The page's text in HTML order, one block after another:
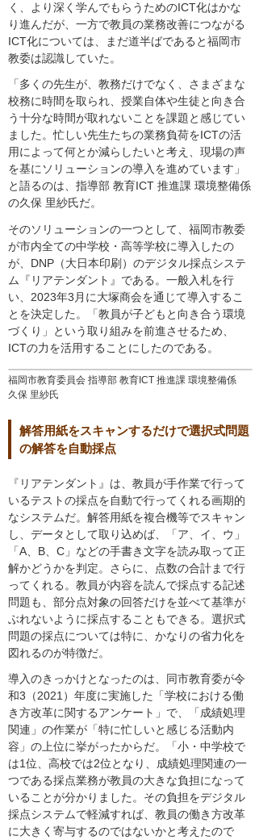
福岡市教育委員会 指導部 教育ICT 推進課 環境整備係
久保 里紗氏
く、より深く学んでもらうためのICT化はかな
り進んだが、一方で教員の業務改善につながる
ICT化については、まだ道半ばであると福岡市
教委は認識していた。
「多くの先生が、教務だけでなく、さまざまな
校務に時間を取られ、授業自体や生徒と向き合
う十分な時間が取れないことを課題と感じてい
ました。忙しい先生たちの業務負荷をICTの活
用によって何とか減らしたいと考え、現場の声
を基にソリューションの導入を進めています」
と語るのは、指導部 教育ICT 推進課 環境整備係
の久保 里紗氏だ。
そのソリューションの一つとして、福岡市教委
が市内全ての中学校・高等学校に導入したの
が、DNP（大日本印刷）のデジタル採点システ
ム『リアテンダント』である。一般入札を行
い、2023年3月に大塚商会を通じて導入するこ
とを決定した。「教員が子どもと向き合う環境
づくり」という取り組みを前進させるため、
ICTの力を活用することにしたのである。
解答用紙をスキャンするだけで選択式問題
の解答を自動採点
『リアテンダント』は、教員が手作業で行って
いるテストの採点を自動で行ってくれる画期的
なシステムだ。解答用紙を複合機等でスキャン
し、データとして取り込めば、「ア、イ、ウ」
「A、B、C」などの手書き文字を読み取って正
解かどうかを判定。さらに、点数の合計まで行
ってくれる。教員が内容を読んで採点する記述
問題も、部分点対象の回答だけを並べて基準が
ぶれないように採点することもできる。選択式
問題の採点については特に、かなりの省力化を
図れるのが特徴だ。
導入のきっかけとなったのは、同市教育委が令
和3（2021）年度に実施した「学校における働
き方改革に関するアンケート」で、「成績処理
関連」の作業が「特に忙しいと感じる活動内
容」の上位に挙がったからだ。「小・中学校で
は1位、高校では2位となり、成績処理関連の一
つである採点業務が教員の大きな負担になって
いることが分かりました。その負担をデジタル
採点システムで軽減すれば、教員の働き方改革
に大きく寄与するのではないかと考えたので